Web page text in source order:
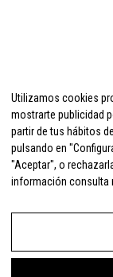
Utilizamos cookies
mostrarte publicidad
partir de tus hábitos
pulsando en
"Aceptar", o
información consulta